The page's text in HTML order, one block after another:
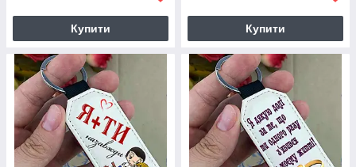
Купити Купити